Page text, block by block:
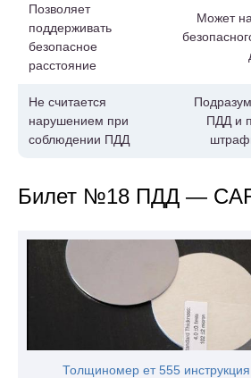
Позволяет
поддерживать
безопасное
расстояние
Может
Не считается
нарушением при
соблюдении ПДД
ПДД и
Билет №18 ПДД —
Толщиномер ет 555